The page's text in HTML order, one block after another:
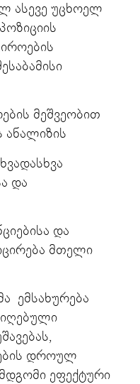
ასევე უცხოელ
მეშვეობით
ანალიზის
და
და
მთელი
ემსახურება
დროულ
ეფექტური